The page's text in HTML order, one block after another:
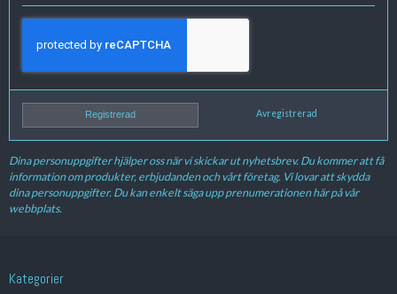
Registrerad Avregistrerad
Dina personuppgifter hjälper oss när vi skickar ut nyhetsbrev. Du kommer att få
information om produkter, erbjudanden och vårt företag. Vi lovar att skydda
dina personuppgifter. Du kan enkelt säga upp prenumerationen här på vår
webbplats.
Kategorier